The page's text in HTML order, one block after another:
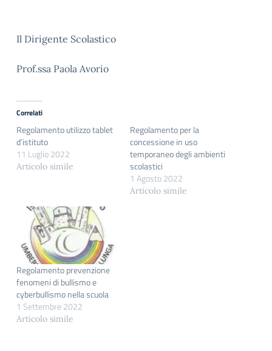
Il Dirigente Scolastico
Prof.ssa Paola Avorio
Correlati
Regolamento utilizzo tablet
d’istituto
11 Luglio 2022
Articolo simile
Regolamento per la
concessione in uso
temporaneo degli ambienti
scolastici
1 Agosto 2022
Articolo simile
Regolamento prevenzione
fenomeni di bullismo e
cyberbullismo nella scuola
1 Settembre 2022
Articolo simile